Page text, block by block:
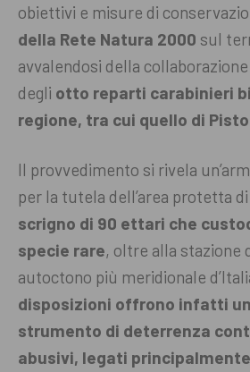
obiettivi e misure di
della Rete Natura 2000 sul
avvalendosi della
degli otto reparti carabinieri
regione, tra cui quello di
Il provvedimento si rivela
per la tutela dell’area protetta
scrigno di 90 ettari che
specie rare, oltre alla stazione
autoctono più meridionale
disposizioni offrono infatti
strumento di deterrenza
abusivi, legati